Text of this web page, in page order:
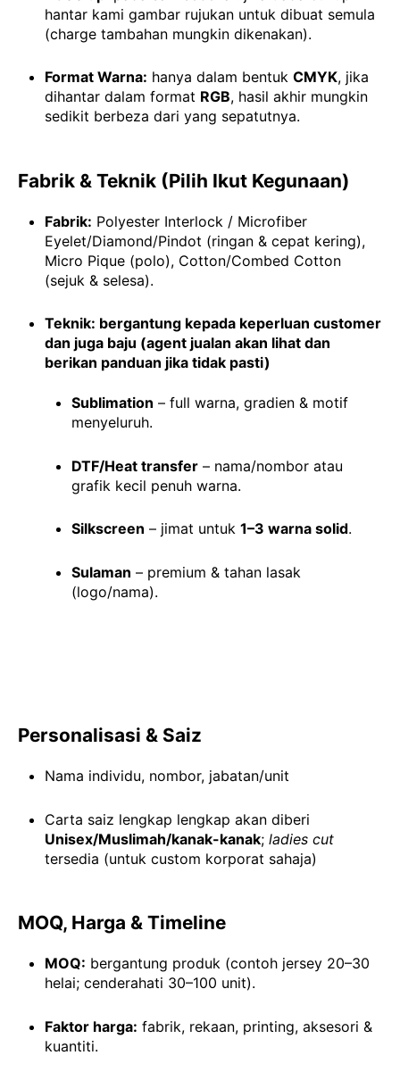
hantar kami gambar rujukan untuk dibuat semula
(charge tambahan mungkin dikenakan).
Format Warna: hanya dalam bentuk CMYK, jika
dihantar dalam format RGB, hasil akhir mungkin
sedikit berbeza dari yang sepatutnya.
Fabrik & Teknik (Pilih Ikut Kegunaan)
Fabrik: Polyester Interlock / Microfiber
Eyelet/Diamond/Pindot (ringan & cepat kering),
Micro Pique (polo), Cotton/Combed Cotton
(sejuk & selesa).
Teknik: bergantung kepada keperluan customer
dan juga baju (agent jualan akan lihat dan
berikan panduan jika tidak pasti)
Sublimation – full warna, gradien & motif
menyeluruh.
DTF/Heat transfer – nama/nombor atau
grafik kecil penuh warna.
Silkscreen – jimat untuk 1–3 warna solid.
Sulaman – premium & tahan lasak
(logo/nama).
Personalisasi & Saiz
Nama individu, nombor, jabatan/unit
Carta saiz lengkap lengkap akan diberi
Unisex/Muslimah/kanak-kanak; ladies cut
tersedia (untuk custom korporat sahaja)
MOQ, Harga & Timeline
MOQ: bergantung produk (contoh jersey 20–30
helai; cenderahati 30–100 unit).
Faktor harga: fabrik, rekaan, printing, aksesori &
kuantiti.